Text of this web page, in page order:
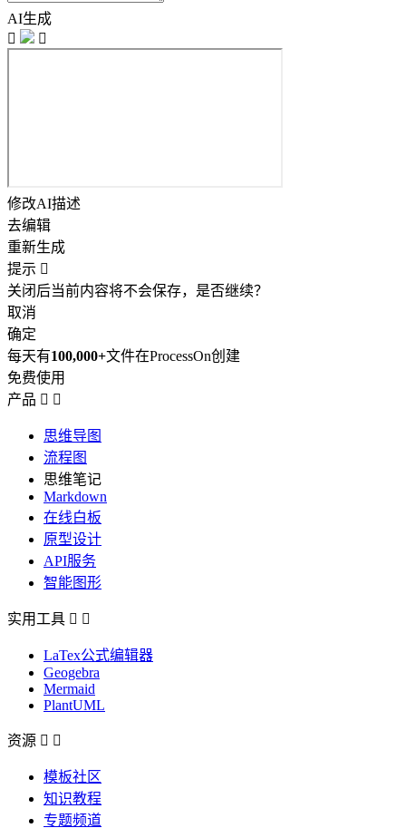
AI生成


修改AI描述
去编辑
重新生成
提示 
关闭后当前内容将不会保存，是否继续？
取消
确定
每天有100,000+文件在ProcessOn创建
免费使用
产品  
思维导图
流程图
思维笔记
Markdown
在线白板
原型设计
API服务
智能图形
实用工具  
LaTex公式编辑器
Geogebra
Mermaid
PlantUML
资源  
模板社区
知识教程
专题频道